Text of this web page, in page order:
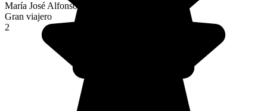
María José Alfonso Fernández
Gran viajero
2